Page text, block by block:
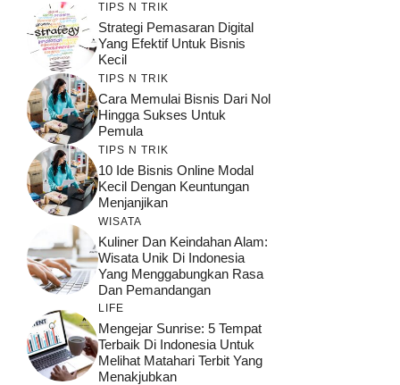
TIPS N TRIK
Strategi Pemasaran Digital
Yang Efektif Untuk Bisnis
Kecil
TIPS N TRIK
Cara Memulai Bisnis Dari Nol
Hingga Sukses Untuk
Pemula
TIPS N TRIK
10 Ide Bisnis Online Modal
Kecil Dengan Keuntungan
Menjanjikan
WISATA
Kuliner Dan Keindahan Alam:
Wisata Unik Di Indonesia
Yang Menggabungkan Rasa
Dan Pemandangan
LIFE
Mengejar Sunrise: 5 Tempat
Terbaik Di Indonesia Untuk
Melihat Matahari Terbit Yang
Menakjubkan